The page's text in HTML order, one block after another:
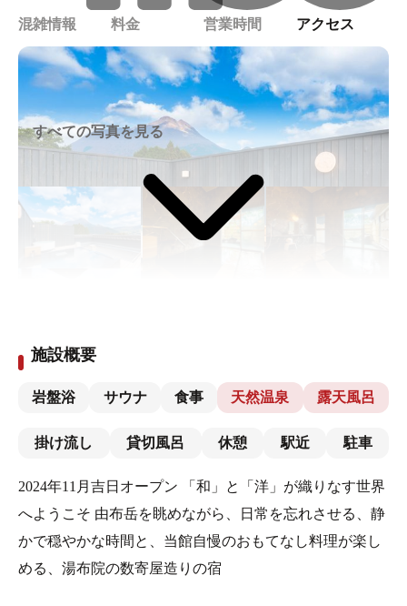
混雑情報 料金 営業時間 アクセス
すべての写真を見る
施設概要
岩盤浴 サウナ 食事 天然温泉 露天風呂
掛け流し 貸切風呂 休憩 駅近 駐車
2024年11月吉日オープン 「和」と「洋」が織りなす世界
へようこそ 由布岳を眺めながら、日常を忘れさせる、静
かで穏やかな時間と、当館自慢のおもてなし料理が楽し
める、湯布院の数寄屋造りの宿